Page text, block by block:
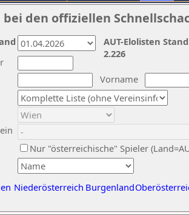
den offiziellen
Vorname
Nur "österreichische" Spieler
Niederösterreich Burgenland
AUT-Elolisten
2.226